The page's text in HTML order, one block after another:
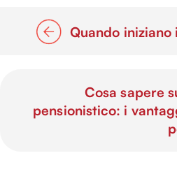
Quando
Cosa sapere
pensionistico: i